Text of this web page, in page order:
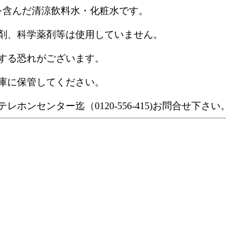
んだ清涼飲料水・化粧水です。
科学薬剤等は使用していません。
恐れがございます。
保管してください。
ホンセンター迄（0120-556-415)お問合せ下さい。